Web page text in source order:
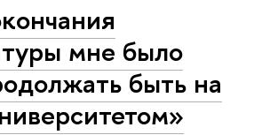
мне было
быть на